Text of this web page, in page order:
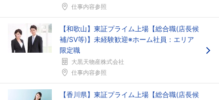
仕事内容参照
【和歌山】東証プライム上場【総合職(店長候
補/SV等)】未経験歓迎※ホーム社員：エリア
限定職
大黒天物産株式会社
仕事内容参照
【香川県】東証プライム上場【総合職(店長候